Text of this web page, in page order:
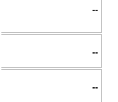
--
--
--